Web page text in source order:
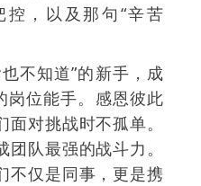
，以及那句“辛苦
不知道”的新手，成
岗位能手。感恩彼此
对挑战时不孤单。
队最强的战斗力。
不仅是同事，更是携